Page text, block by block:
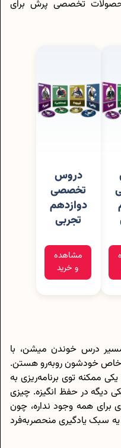
تخصصی پرش برای
دروس
تخصصی
دوازدهم
تجربی
مشاهده
و خرید
مسیر درس‌ خوندن میشن، با
خودشون روبه‌رو هستن.
ممکنه توی برنامه‌ریزی به
دیگه در حفظ انگیزه. چیزی
همه وجود نداره، چون
سبک یادگیری منحصر‌به‌فرد